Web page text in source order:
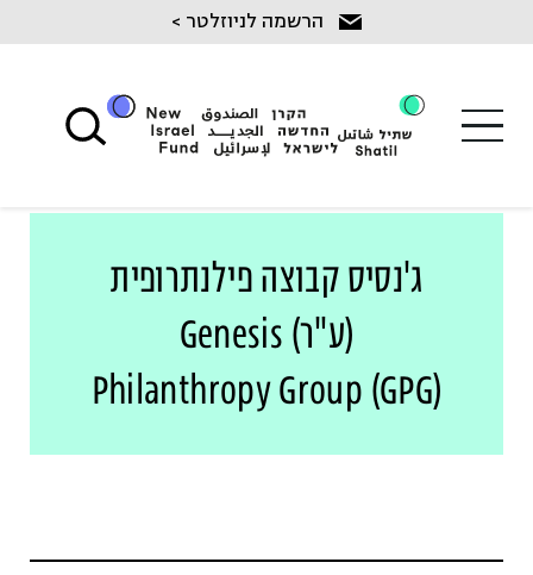
content
הרשמה לניוזלטר >
ג'נסיס קבוצה פילנתרופית
(ע"ר) Genesis
Philanthropy Group (GPG)